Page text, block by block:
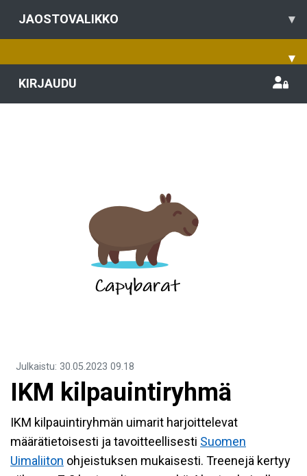
JAOSTOVALIKKO ▾
▾
KIRJAUDU
Julkaistu: 30.05.2023 09.18
IKM kilpauintiryhmä
IKM kilpauintiryhmän uimarit harjoittelevat
määrätietoisesti ja tavoitteellisesti Suomen
Uimaliiton ohjeistuksen mukaisesti. Treenejä kertyy